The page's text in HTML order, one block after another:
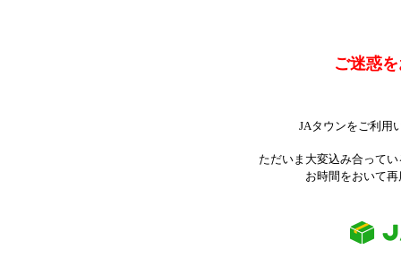
ご迷惑
JAタウンをご利用
ただいま大変込み合って
お時間をおいて